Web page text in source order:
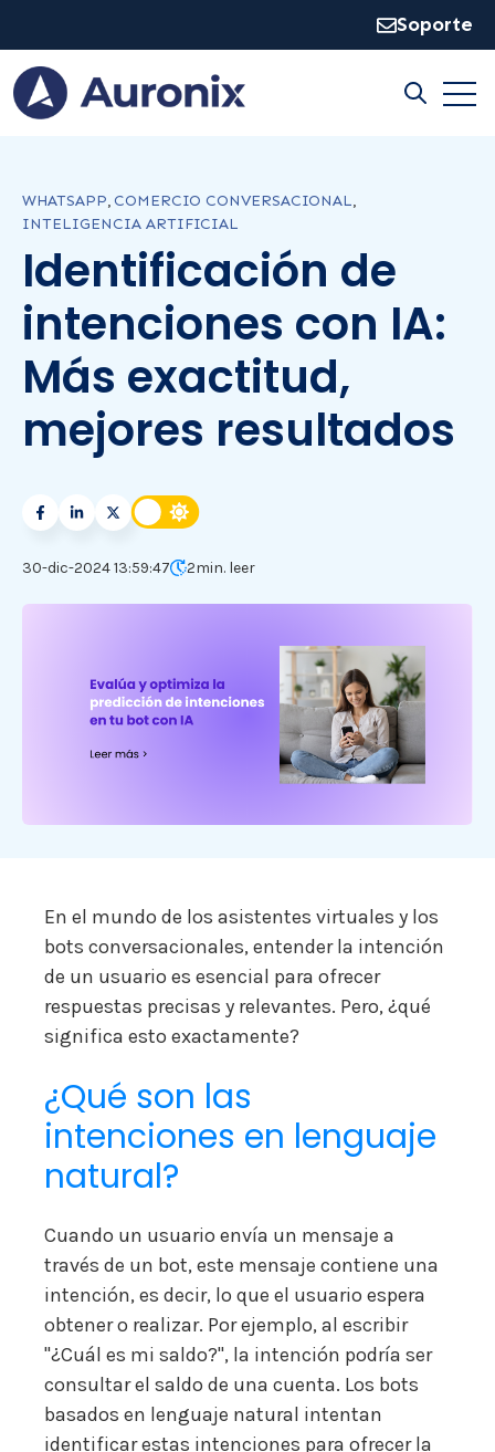
Soporte
Open
WHATSAPP,COMERCIO CONVERSACIONAL,
INTELIGENCIA ARTIFICIAL
Identificación de
intenciones con IA:
Más exactitud,
mejores resultados
30-dic-2024 13:59:47 2min. leer
En el mundo de los asistentes virtuales y los
bots conversacionales, entender la intención
de un usuario es esencial para ofrecer
respuestas precisas y relevantes. Pero, ¿qué
significa esto exactamente?
¿Qué son las
intenciones en lenguaje
natural?
Cuando un usuario envía un mensaje a
través de un bot, este mensaje contiene una
intención, es decir, lo que el usuario espera
obtener o realizar. Por ejemplo, al escribir
"¿Cuál es mi saldo?", la intención podría ser
consultar el saldo de una cuenta. Los bots
basados en lenguaje natural intentan
identificar estas intenciones para ofrecer la